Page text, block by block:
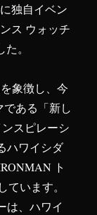
独自イベン
ス ウォッチ
。
象徴し、今
である「新し
スピレーシ
ハワイシダ
ト
います。
は、ハワイ